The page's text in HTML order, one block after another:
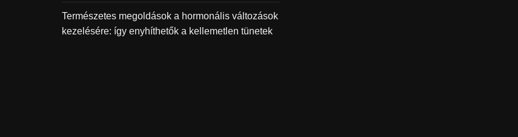
Természetes megoldások a hormonális változások
kezelésére: így enyhíthetők a kellemetlen tünetek